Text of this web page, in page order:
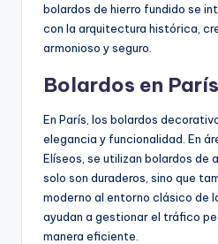
bolardos de hierro fundido se
con la arquitectura histórica,
armonioso y seguro.
Bolardos en París
En París, los bolardos
elegancia y funcionalidad. En
Elíseos, se utilizan bolardos de
solo son duraderos, sino que
moderno al entorno clásico de
ayudan a gestionar el tráfico
manera eficiente.